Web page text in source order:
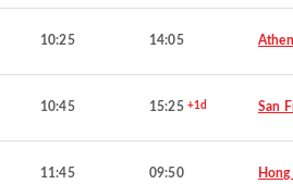
10:25 14:05
10:45 15:25 +1d San
11:45 09:50